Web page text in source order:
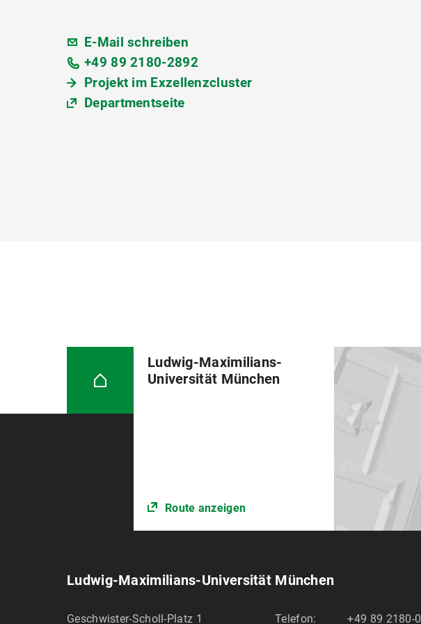
E-Mail schreiben
+49 89 2180-2892
Projekt im Exzellenzcluster
Departmentseite
Ludwig-Maximilians-
Universität München
Route anzeigen
Ludwig-Maximilians-Universität München
Geschwister-Scholl-Platz 1 Telefon: +49 89 2180-0